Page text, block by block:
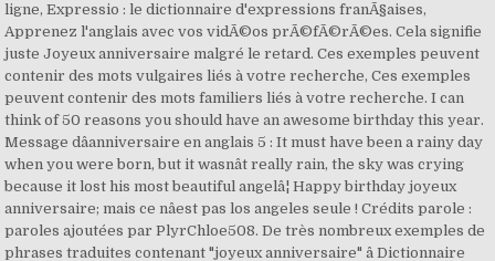
ligne, Expressio : le dictionnaire d'expressions franÃ§aises,
Apprenez l'anglais avec vos vidÃ©os prÃ©fÃ©rÃ©es. Cela signifie
juste Joyeux anniversaire malgré le retard. Ces exemples peuvent
contenir des mots vulgaires liés à votre recherche, Ces exemples
peuvent contenir des mots familiers liés à votre recherche. I can
think of 50 reasons you should have an awesome birthday this year.
Message dâanniversaire en anglais 5 : It must have been a rainy day
when you were born, but it wasnât really rain, the sky was crying
because it lost his most beautiful angelâ¦ Happy birthday joyeux
anniversaire; mais ce nâest pas los angeles seule ! Crédits parole :
paroles ajoutées par PlyrChloe508. De très nombreux exemples de
phrases traduites contenant "joyeux anniversaire" â Dictionnaire